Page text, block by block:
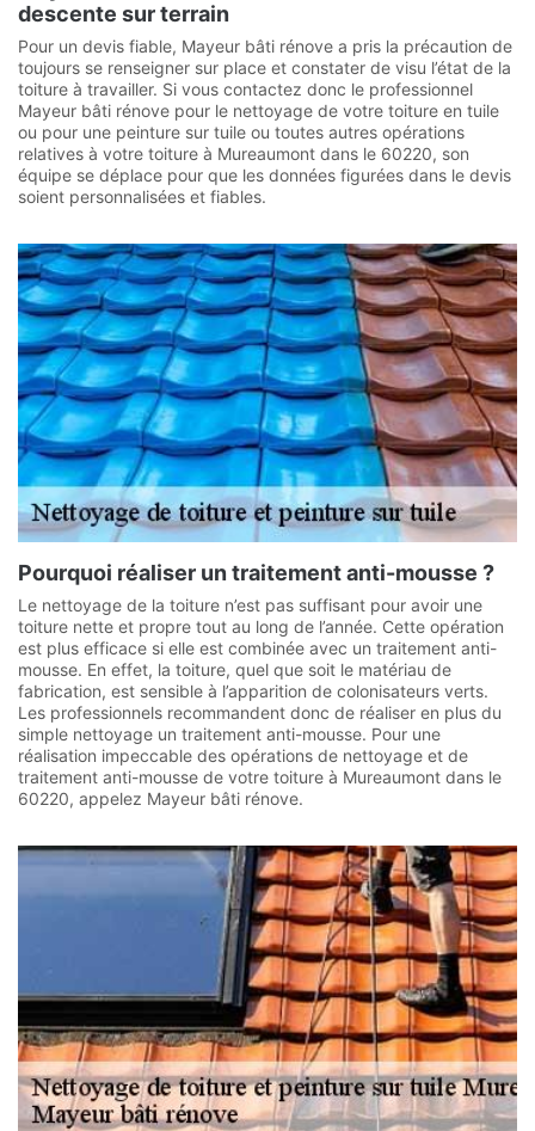
descente sur terrain
Pour un devis fiable, Mayeur bâti rénove a pris la précaution de
toujours se renseigner sur place et constater de visu l’état de la
toiture à travailler. Si vous contactez donc le professionnel
Mayeur bâti rénove pour le nettoyage de votre toiture en tuile
ou pour une peinture sur tuile ou toutes autres opérations
relatives à votre toiture à Mureaumont dans le 60220, son
équipe se déplace pour que les données figurées dans le devis
soient personnalisées et fiables.
Pourquoi réaliser un traitement anti-mousse ?
Le nettoyage de la toiture n’est pas suffisant pour avoir une
toiture nette et propre tout au long de l’année. Cette opération
est plus efficace si elle est combinée avec un traitement anti-
mousse. En effet, la toiture, quel que soit le matériau de
fabrication, est sensible à l’apparition de colonisateurs verts.
Les professionnels recommandent donc de réaliser en plus du
simple nettoyage un traitement anti-mousse. Pour une
réalisation impeccable des opérations de nettoyage et de
traitement anti-mousse de votre toiture à Mureaumont dans le
60220, appelez Mayeur bâti rénove.